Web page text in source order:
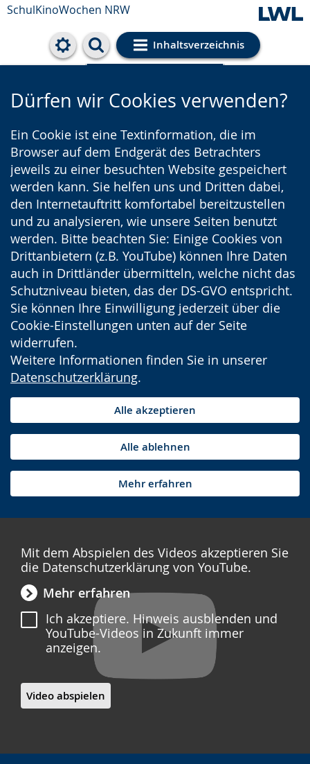
SchulKinoWochen NRW
Inhaltsverzeichnis
Cookie-Einstellungen
Dürfen wir Cookies verwenden?
Ein Cookie ist eine Textinformation, die im
Browser auf dem Endgerät des Betrachters
jeweils zu einer besuchten Website gespeichert
werden kann. Sie helfen uns und Dritten dabei,
den Internetauftritt komfortabel bereitzustellen
und zu analysieren, wie unsere Seiten benutzt
werden. Bitte beachten Sie: Einige Cookies von
Drittanbietern (z.B. YouTube) können Ihre Daten
auch in Drittländer übermitteln, welche nicht das
Schutzniveau bieten, das der DS-GVO entspricht.
Sie können Ihre Einwilligung jederzeit über die
Cookie-Einstellungen unten auf der Seite
widerrufen.
Weitere Informationen finden Sie in unserer
Datenschutzerklärung.
Alle akzeptieren
Alle ablehnen
Mehr erfahren
Mit dem Abspielen des Videos akzeptieren Sie
die Datenschutzerklärung von YouTube.
Mehr erfahren
Ich akzeptiere. Hinweis ausblenden und
YouTube-Videos in Zukunft immer
anzeigen.
Video abspielen